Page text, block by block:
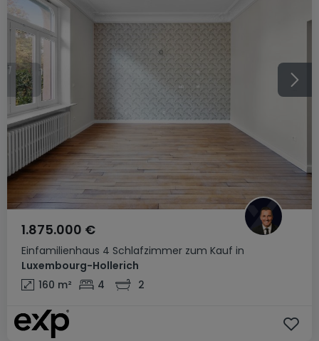
Einfamilienhaus 4 Schlafzimmer zum Kauf in
Luxembourg-Hollerich
1.875.000 €
160 m² 4 2